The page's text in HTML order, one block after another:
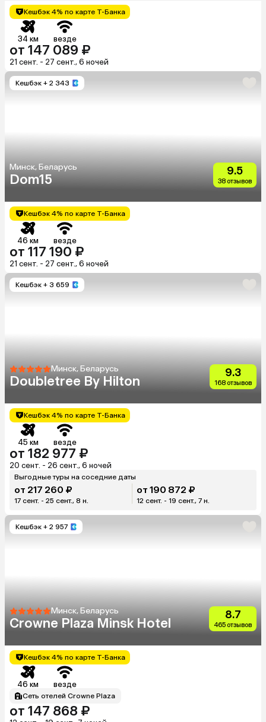
Кешбэк 4% по карте Т-Банка
34 км везде
от 147 089 ₽
21 сент. - 27 сент., 6 ночей
Кешбэк + 2 343
Минск, Беларусь
Dom15
9.5
38 отзывов
Кешбэк 4% по карте Т-Банка
46 км везде
от 117 190 ₽
21 сент. - 27 сент., 6 ночей
Кешбэк + 3 659
Минск, Беларусь
Doubletree By Hilton
9.3
168 отзывов
Кешбэк 4% по карте Т-Банка
45 км везде
от 182 977 ₽
20 сент. - 26 сент., 6 ночей
Выгодные туры на соседние даты
от 217 260 ₽
17 сент. - 25 сент., 8 н.
от 190 872 ₽
12 сент. - 19 сент., 7 н.
Кешбэк + 2 957
Минск, Беларусь
Crowne Plaza Minsk Hotel
8.7
465 отзывов
Кешбэк 4% по карте Т-Банка
46 км везде
Сеть отелей Crowne Plaza
от 147 868 ₽